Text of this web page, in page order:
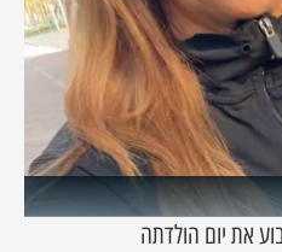
את יום הולדתה